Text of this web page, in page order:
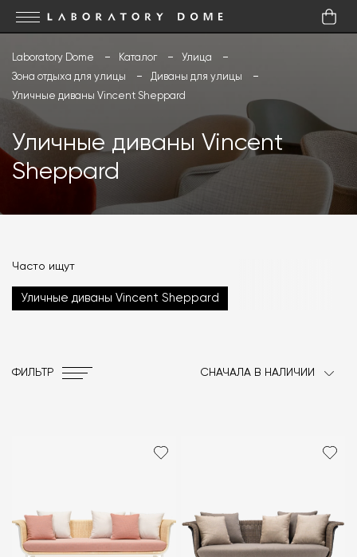
Laboratory Dome Каталог
Улица
Зона отдыха для улицы
Диваны для улицы
Уличные диваны Vincent Sheppard
Уличные диваны Vincent
Sheppard
Часто ищут
Уличные диваны Vincent Sheppard
ФИЛЬТР СНАЧАЛА В НАЛИЧИИ